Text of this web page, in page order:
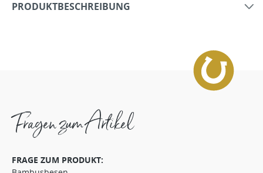
PRODUKTBESCHREIBUNG
Fragen zum Artikel
FRAGE ZUM PRODUKT: